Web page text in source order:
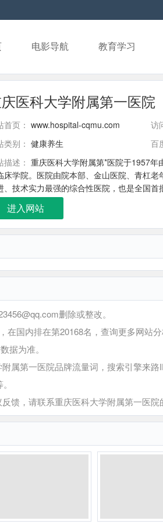
电影导航 教育学习
医科大学附属第一医院
首页： www.hospital-cqmu.com 访
类别： 健康养生 百
描述： 重庆医科大学附属第*医院于1957
床学院。医院由院本部、金山医院、青杠
、技术实力最强的综合性医院，也是全国首
进入网站
删除或整改。
国内排在第20168名，查询更多网站
据为准。
第一医院品牌流量词，搜索引擎来路
，请联系重庆医科大学附属第一医院